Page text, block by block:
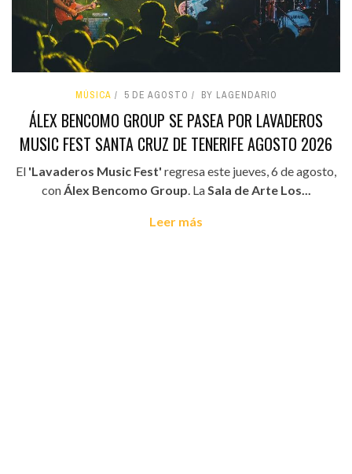
MÚSICA 5 DE AGOSTO BY LAGENDARIO
ÁLEX BENCOMO GROUP SE PASEA POR LAVADEROS
MUSIC FEST SANTA CRUZ DE TENERIFE AGOSTO 2026
El 'Lavaderos Music Fest' regresa este jueves, 6 de agosto,
conÁlex Bencomo Group. LaSala de Arte Los...
Leer más